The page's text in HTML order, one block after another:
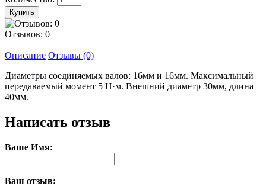
Отзывов: 0
Описание Отзывы (0)
Диаметры соединяемых валов: 16мм и 16мм. Максимальный
передаваемый момент 5 Н·м. Внешний диаметр 30мм, длина
40мм.
Написать отзыв
Ваше Имя:
Ваш отзыв: